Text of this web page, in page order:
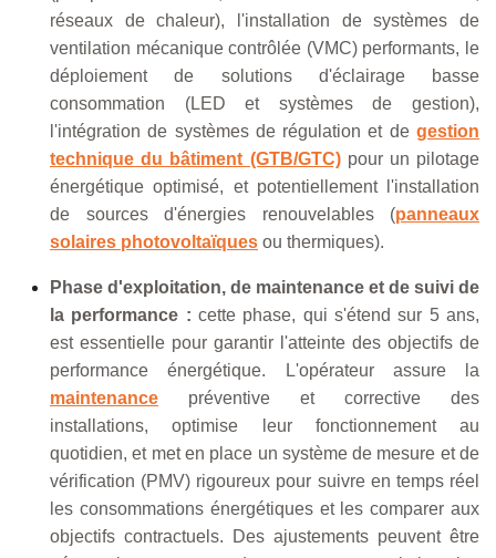
réseaux de chaleur), l'installation de systèmes de
ventilation mécanique contrôlée (VMC) performants, le
déploiement de solutions d'éclairage basse
consommation (LED et systèmes de gestion),
l'intégration de systèmes de régulation et de gestion
technique du bâtiment (GTB/GTC)pour un pilotage
énergétique optimisé, et potentiellement l'installation
de sources d'énergies renouvelables (panneaux
solaires photovoltaïques ou thermiques).
Phase d'exploitation, de maintenance et de suivi de
la performance : cette phase, qui s'étend sur 5 ans,
est essentielle pour garantir l'atteinte des objectifs de
performance énergétique. L'opérateur assure la
maintenance préventive et corrective des
installations, optimise leur fonctionnement au
quotidien, et met en place un système de mesure et de
vérification (PMV) rigoureux pour suivre en temps réel
les consommations énergétiques et les comparer aux
objectifs contractuels. Des ajustements peuvent être